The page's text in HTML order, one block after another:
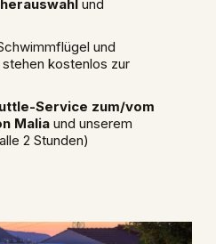
und
und
kostenlos zur
Service zum/vom
Malia und unserem
2 Stunden)